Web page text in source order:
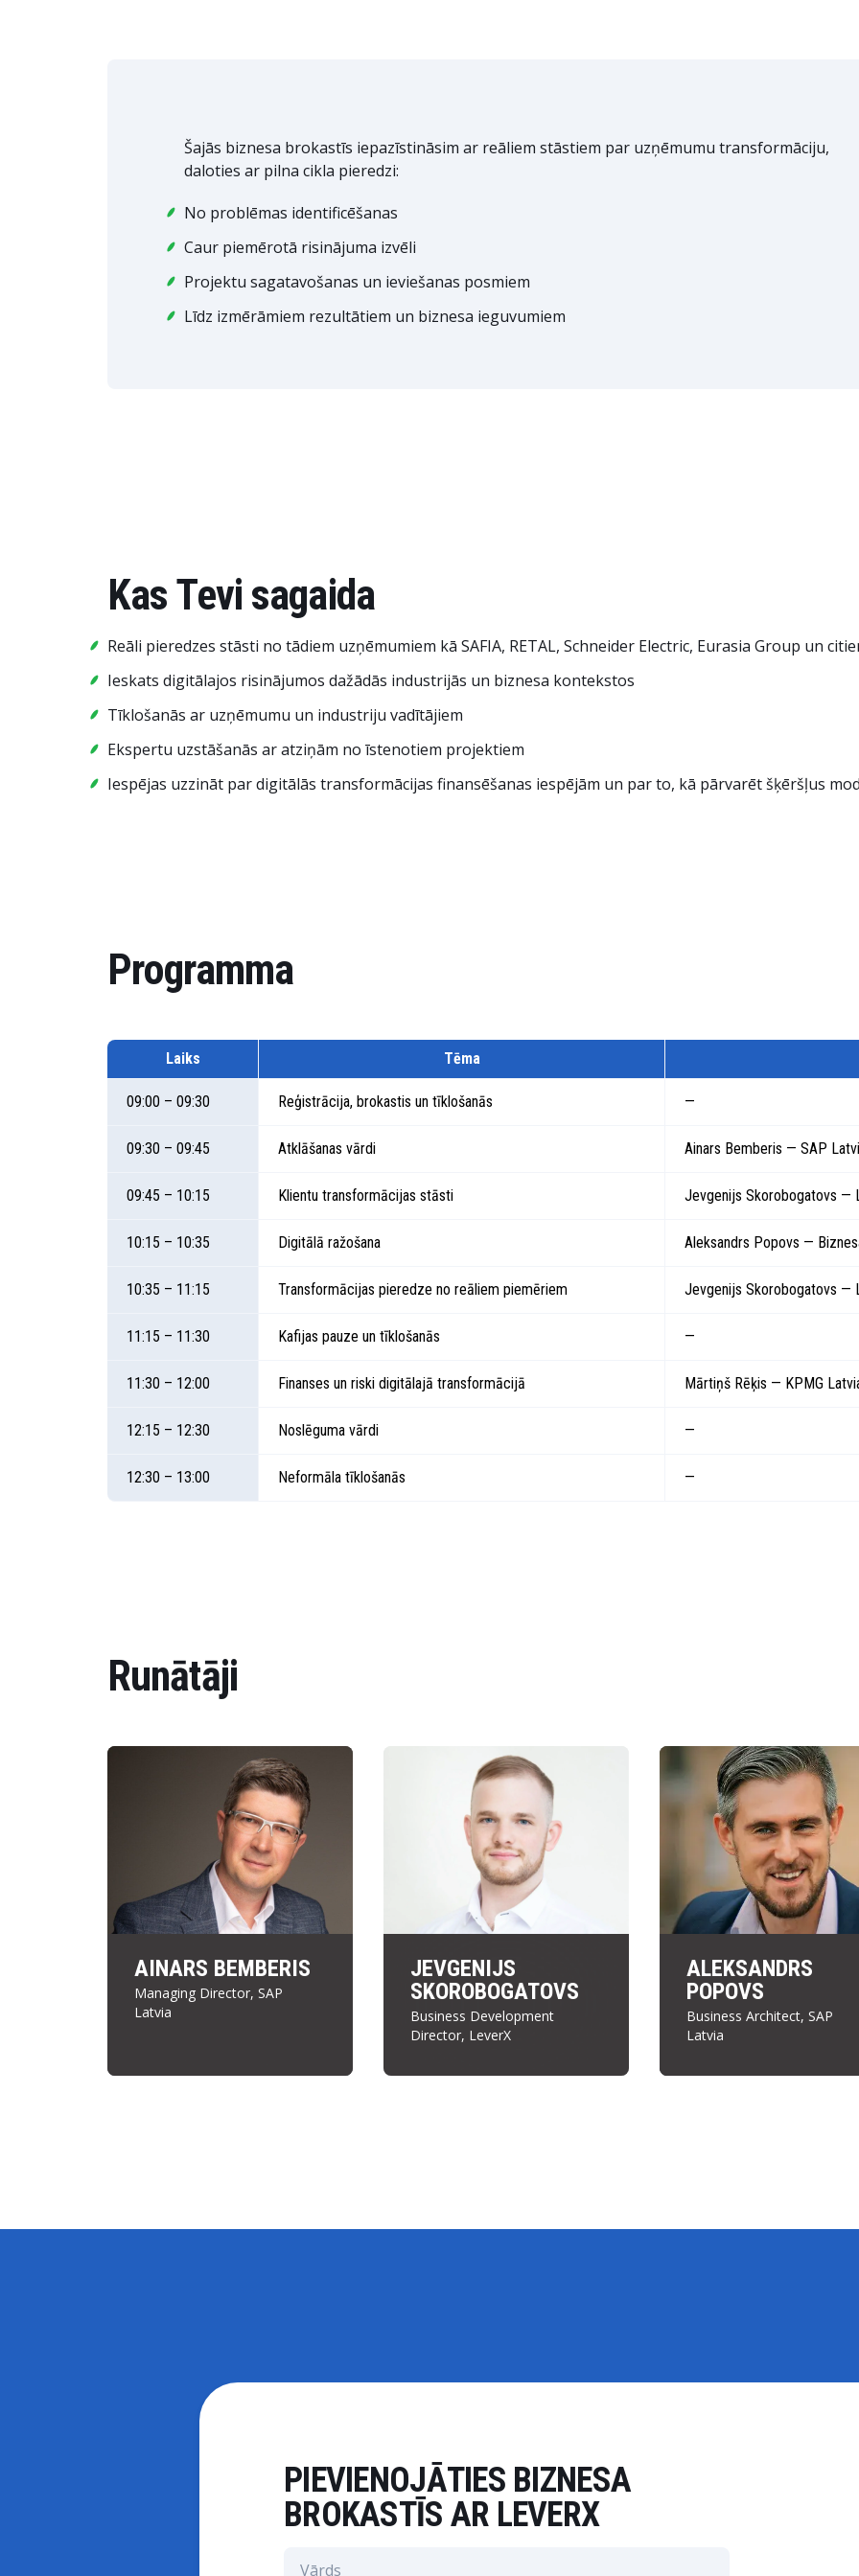
Šajās biznesa brokastīs iepazīstināsim ar reāliem stāstiem par uzņēmumu transformāciju,
daloties ar pilna cikla pieredzi:
No problēmas identificēšanas
Caur piemērotā risinājuma izvēli
Projektu sagatavošanas un ieviešanas posmiem
Līdz izmērāmiem rezultātiem un biznesa ieguvumiem
Kas Tevi sagaida
Reāli pieredzes stāsti no tādiem uzņēmumiem kā SAFIA, RETAL, Schneider Electric, Eurasia Group un
Ieskats digitālajos risinājumos dažādās industrijās un biznesa kontekstos
Tīklošanās ar uzņēmumu un industriju vadītājiem
Ekspertu uzstāšanās ar atziņām no īstenotiem projektiem
Iespējas uzzināt par digitālās transformācijas finansēšanas iespējām un par to, kā pārvarēt šķēršļus
Programma
Laiks Tēma
09:00 – 09:30 Reģistrācija, brokastis un tīklošanās —
09:30 – 09:45 Atklāšanas vārdi Ainars Bemberis — SAP
09:45 – 10:15 Klientu transformācijas stāsti Jevgenijs Skorobogatovs —
10:15 – 10:35 Digitālā ražošana Aleksandrs Popovs —
10:35 – 11:15 Transformācijas pieredze no reāliem piemēriem Jevgenijs Skorobogatovs —
11:15 – 11:30 Kafijas pauze un tīklošanās —
11:30 – 12:00 Finanses un riski digitālajā transformācijā Mārtiņš Rēķis — KPMG
12:15 – 12:30 Noslēguma vārdi —
12:30 – 13:00 Neformāla tīklošanās —
Runātāji
AINARS BEMBERIS
Managing Director, SAP
Latvia
JEVGENIJS
SKOROBOGATOVS
Business Development
Director, LeverX
ALEKSANDRS
POPOVS
Business Architect, SAP
Latvia
PIEVIENOJĀTIES BIZNESA
BROKASTĪS AR LEVERX